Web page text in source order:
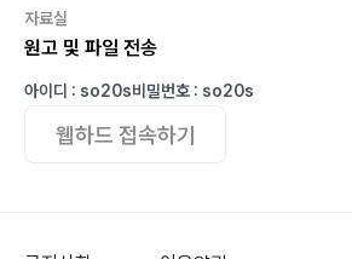
자료실
원고 및 파일 전송
아이디 : so20s비밀번호 : so20s
웹하드 접속하기